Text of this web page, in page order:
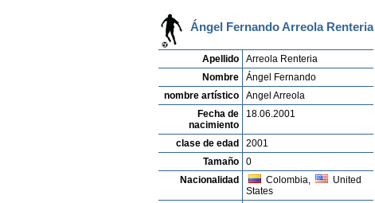
Ángel Fernando Arreola Renteria
Apellido
Arreola Renteria
Nombre
Ángel Fernando
nombre artístico
Angel Arreola
Fecha de
nacimiento
18.06.2001
clase de edad
2001
Tamaño
0
Nacionalidad
Colombia,
United
States